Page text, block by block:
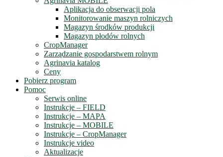
Aplikacja do obserwacji pola
Monitorowanie maszyn rolniczych
Magazyn środków produkcji
Magazyn płodów rolnych
CropManager
Zarządzanie gospodarstwem rolnym
Agrinavia katalog
Ceny
Pobierz program
Pomoc
Serwis online
Instrukcje – FIELD
Instrukcje – MAPA
Instrukcje – MOBILE
Instrukcje – CropManager
Instrukcje video
Aktualizacje